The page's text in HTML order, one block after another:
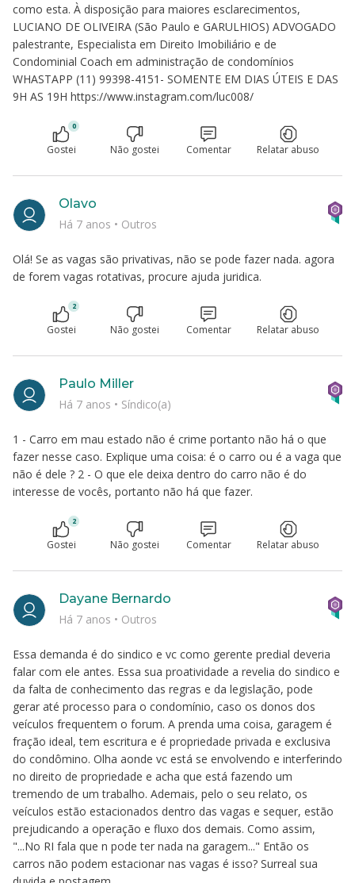
como esta. À disposição para maiores esclarecimentos,
LUCIANO DE OLIVEIRA (São Paulo e GARULHIOS) ADVOGADO
palestrante, Especialista em Direito Imobiliário e de
Condominial Coach em administração de condomínios
WHASTAPP (11) 99398-4151- SOMENTE EM DIAS ÚTEIS E DAS
9H AS 19H https://www.instagram.com/luc008/
0
Gostei Não gostei Comentar Relatar abuso
Olá! Se as vagas são privativas, não se pode fazer nada. agora
de forem vagas rotativas, procure ajuda juridica.
Olavo
Há 7 anos • Outros
2
Gostei Não gostei Comentar Relatar abuso
1 - Carro em mau estado não é crime portanto não há o que
fazer nesse caso. Explique uma coisa: é o carro ou é a vaga que
não é dele ? 2 - O que ele deixa dentro do carro não é do
interesse de vocês, portanto não há que fazer.
Paulo Miller
Há 7 anos • Síndico(a)
2
Gostei Não gostei Comentar Relatar abuso
Essa demanda é do sindico e vc como gerente predial deveria
falar com ele antes. Essa sua proatividade a revelia do sindico e
da falta de conhecimento das regras e da legislação, pode
gerar até processo para o condomínio, caso os donos dos
veículos frequentem o forum. A prenda uma coisa, garagem é
fração ideal, tem escritura e é propriedade privada e exclusiva
do condômino. Olha aonde vc está se envolvendo e interferindo
no direito de propriedade e acha que está fazendo um
tremendo de um trabalho. Ademais, pelo o seu relato, os
veículos estão estacionados dentro das vagas e sequer, estão
prejudicando a operação e fluxo dos demais. Como assim,
"...No RI fala que n pode ter nada na garagem..." Então os
carros não podem estacionar nas vagas é isso? Surreal sua
Dayane Bernardo
Há 7 anos • Outros